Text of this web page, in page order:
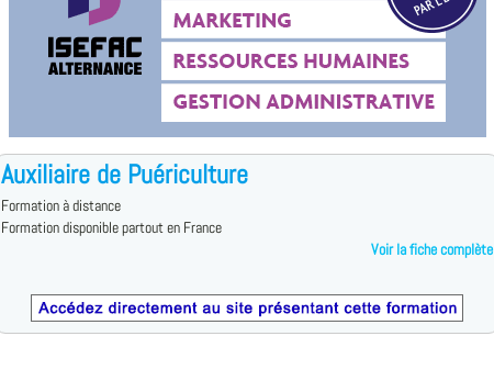
Auxiliaire de Puériculture
Formation à distance
Formation disponible partout en France
Voir la fiche complète